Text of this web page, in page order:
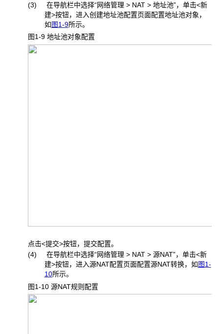
(3) 在导航栏中选择“网络管理 > NAT > 地址池”，单击<新
建>按钮，进入创建地址池配置页面配置地址池对象，
如图1-9所示。
图1-9 地址池对象配置
点击<提交>按钮，提交配置。
(4) 在导航栏中选择“网络管理 > NAT > 源NAT”，单击<新
建>按钮，进入源NAT配置页面配置源NAT转换，如图1-
10所示。
图1-10 源NAT规则配置